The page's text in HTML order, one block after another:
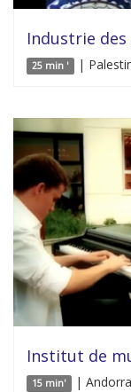
Industrie
25 min ' |
Institut de
15 min' |